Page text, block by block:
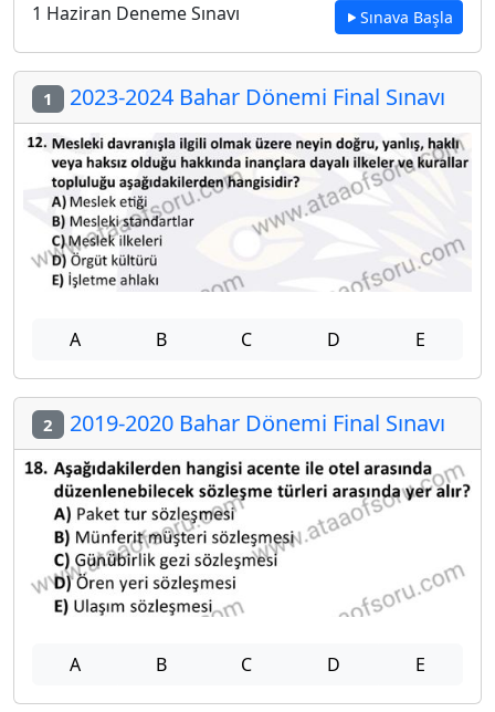
1 Haziran Deneme Sınavı Sınava Başla
1 2023-2024 Bahar Dönemi Final Sınavı
A B C D E
2 2019-2020 Bahar Dönemi Final Sınavı
A B C D E